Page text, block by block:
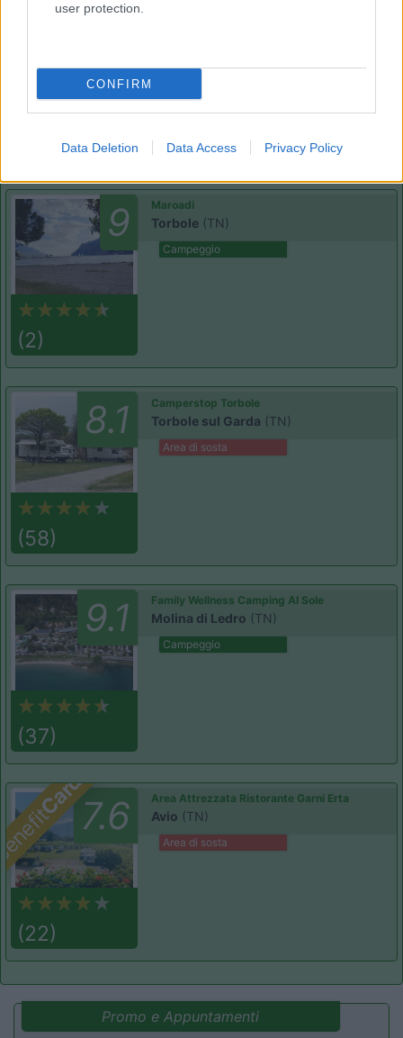
user protection.
CONFIRM
Data Deletion Data Access Privacy Policy
10
9
(2)
Maroadi
Torbole (TN)
Campeggio
8.1
(58)
Camperstop Torbole
Torbole sul Garda (TN)
Area di sosta
9.1
(37)
Family Wellness Camping Al Sole
Molina di Ledro (TN)
Campeggio
Card7.6
(22)
Area Attrezzata Ristorante Garni Erta
Avio (TN)
Area di sosta
Promo e Appuntamenti